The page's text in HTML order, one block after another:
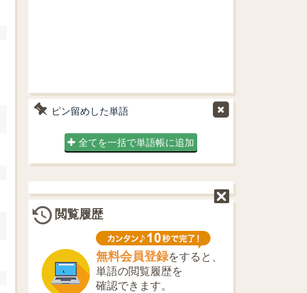
ピン留めした単語
全てを一括で単語帳に追加
閲覧履歴
無料会員登録をすると、
単語の閲覧履歴を
確認できます。